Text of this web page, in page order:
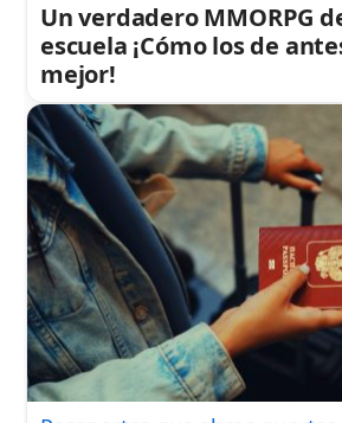
Un verdadero MMORPG
escuela ¡Cómo los de
mejor!